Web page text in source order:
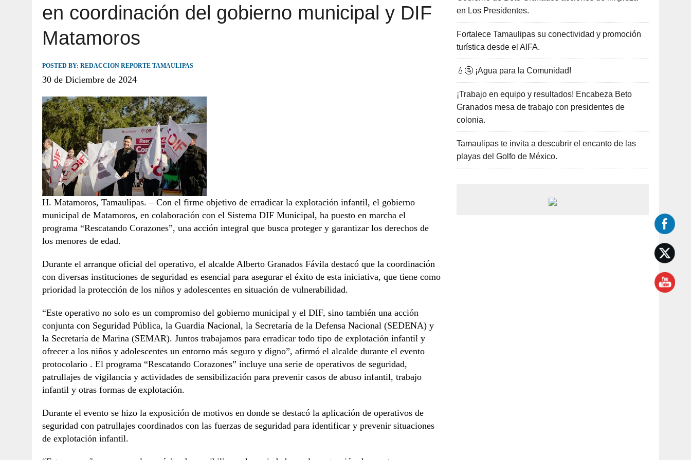
JULIO 30, 2026 | TAMAULIPAS TE INVITA A DESCUBRIR EL ENCANTO DE LAS PLAYAS DEL GOLFO DE MÉXICO.
en coordinación del gobierno municipal y DIF
Matamoros
POSTED BY: REDACCION REPORTE TAMAULIPAS
30 de Diciembre de 2024
H. Matamoros, Tamaulipas. – Con el firme objetivo de erradicar la explotación infantil, el gobierno
municipal de Matamoros, en colaboración con el Sistema DIF Municipal, ha puesto en marcha el
programa “Rescatando Corazones”, una acción integral que busca proteger y garantizar los derechos de
los menores de edad.
Durante el arranque oficial del operativo, el alcalde Alberto Granados Fávila destacó que la coordinación
con diversas instituciones de seguridad es esencial para asegurar el éxito de esta iniciativa, que tiene como
prioridad la protección de los niños y adolescentes en situación de vulnerabilidad.
“Este operativo no solo es un compromiso del gobierno municipal y el DIF, sino también una acción
conjunta con Seguridad Pública, la Guardia Nacional, la Secretaría de la Defensa Nacional (SEDENA) y
la Secretaría de Marina (SEMAR). Juntos trabajamos para erradicar todo tipo de explotación infantil y
ofrecer a los niños y adolescentes un entorno más seguro y digno”, afirmó el alcalde durante el evento
protocolario . El programa “Rescatando Corazones” incluye una serie de operativos de seguridad,
patrullajes de vigilancia y actividades de sensibilización para prevenir casos de abuso infantil, trabajo
infantil y otras formas de explotación.
Durante el evento se hizo la exposición de motivos en donde se destacó la aplicación de operativos de
seguridad con patrullajes coordinados con las fuerzas de seguridad para identificar y prevenir situaciones
de explotación infantil.
en Los Presidentes.
Fortalece Tamaulipas su conectividad y promoción
turística desde el AIFA.
💧🚰 ¡Agua para la Comunidad!
¡Trabajo en equipo y resultados! Encabeza Beto
Granados mesa de trabajo con presidentes de
colonia.
Tamaulipas te invita a descubrir el encanto de las
playas del Golfo de México.